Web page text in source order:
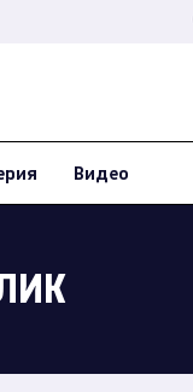
Видео